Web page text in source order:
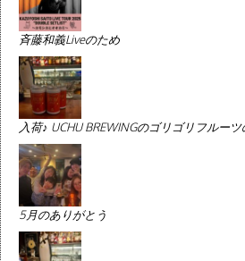
斉藤和義Liveのため
入荷♪ UCHU BREWINGのゴリゴリフルーツ
5月のありがとう